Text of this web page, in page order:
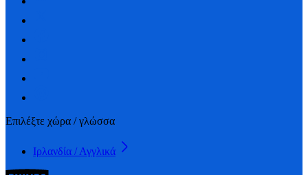
Επιλέξτε χώρα / γλώσσα
Ιρλανδία / Αγγλικά